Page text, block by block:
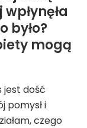
było?
mogą
jest dość
pomysł i
czego